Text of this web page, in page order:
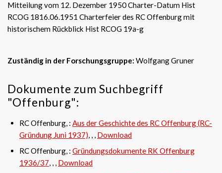
Mitteilung vom 12. Dezember 1950 Charter-Datum Hist
RCOG 1816.06.1951 Charterfeier des RC Offenburg mit
historischem Rückblick Hist RCOG 19a-g
Zuständig in der Forschungsgruppe: Wolfgang Gruner
Dokumente zum Suchbegriff
"Offenburg":
RC Offenburg, : Aus der Geschichte des RC Offenburg (RC-
Gründung Juni 1937), , , Download
RC Offenburg, : Gründungsdokumente RK Offenburg
1936/37, , , Download